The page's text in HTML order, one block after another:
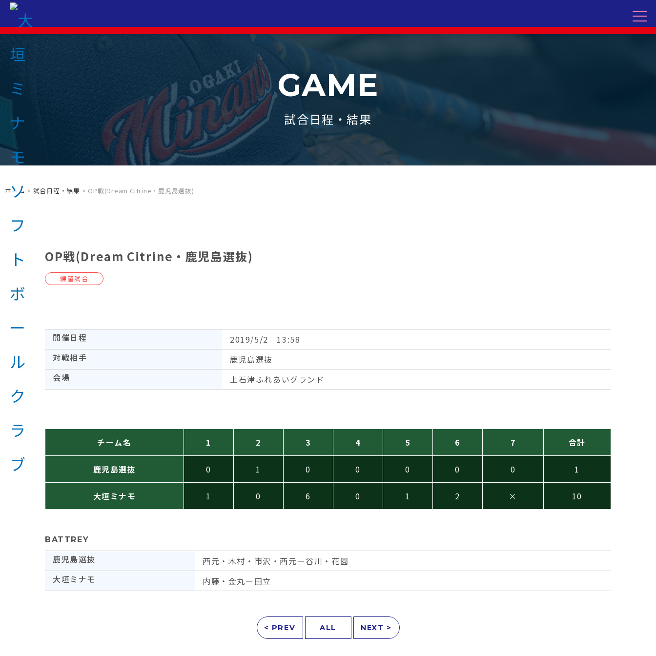
GAME
試合日程・結果
ホーム > 試合日程・結果 > OP戦(Dream Citrine・鹿児島選抜)
OP戦(Dream Citrine・鹿児島選抜)
練習試合
開催日程
2019/5/2 13:58
対戦相手
鹿児島選抜
会場
上石津ふれあいグランド
チーム名 1 2 3 4 5 6 7 合計
鹿児島選抜 0 1 0 0 0 0 0 1
大垣ミナモ 1 0 6 0 1 2 × 10
BATTREY
鹿児島選抜
西元・木村・市沢・西元ー谷川・花園
大垣ミナモ
内藤・金丸ー田立
< PREV ALL NEXT >